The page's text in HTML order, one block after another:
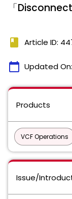
「
book Article ID:
calendar_today Updated On:
Products
VCF Operations
Issue/